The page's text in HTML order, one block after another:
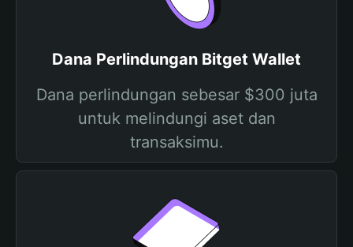
Dana Perlindungan Bitget Wallet
Dana perlindungan sebesar $300 juta
untuk melindungi aset dan
transaksimu.